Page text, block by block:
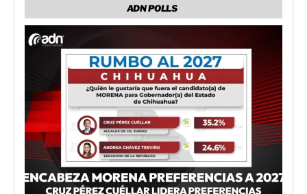
ADN POLLS